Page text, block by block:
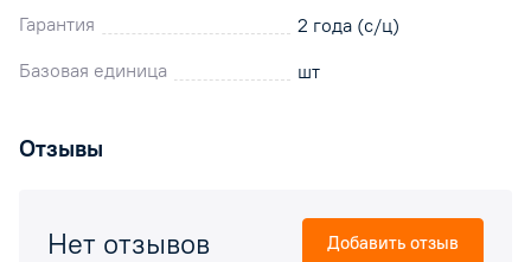
Гарантия
2 года (с/ц)
Базовая единица
шт
Отзывы
Нет отзывов Добавить отзыв